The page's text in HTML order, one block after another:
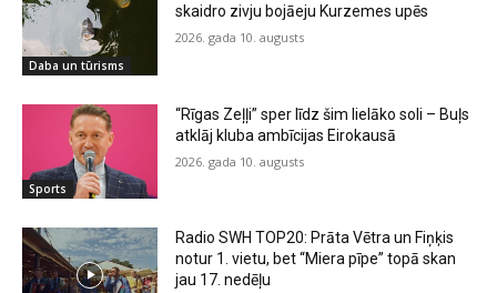
Daba un tūrisms
skaidro zivju bojāeju Kurzemes upēs
2026. gada 10. augusts
Sports
“Rīgas Zeļļi” sper līdz šim lielāko soli – Buļs
atklāj kluba ambīcijas Eirokausā
2026. gada 10. augusts
Radio SWH TOP20: Prāta Vētra un Fiņķis
notur 1. vietu, bet “Miera pīpe” topā skan
jau 17. nedēļu